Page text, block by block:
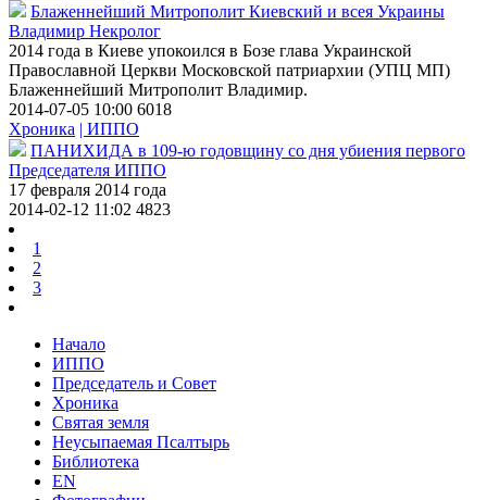
Блаженнейший Митрополит Киевский и всея Украины
Владимир Некролог
2014 года в Киеве упокоился в Бозе глава Украинской
Православной Церкви Московской патриархии (УПЦ МП)
Блаженнейший Митрополит Владимир.
2014-07-05 10:00 6018
Хроника | ИППО
ПАНИХИДА в 109-ю годовщину со дня убиения первого
Председателя ИППО
17 февраля 2014 года
2014-02-12 11:02 4823
1
2
3
Начало
ИППО
Председатель и Совет
Хроника
Святая земля
Неусыпаемая Псалтырь
Библиотека
EN